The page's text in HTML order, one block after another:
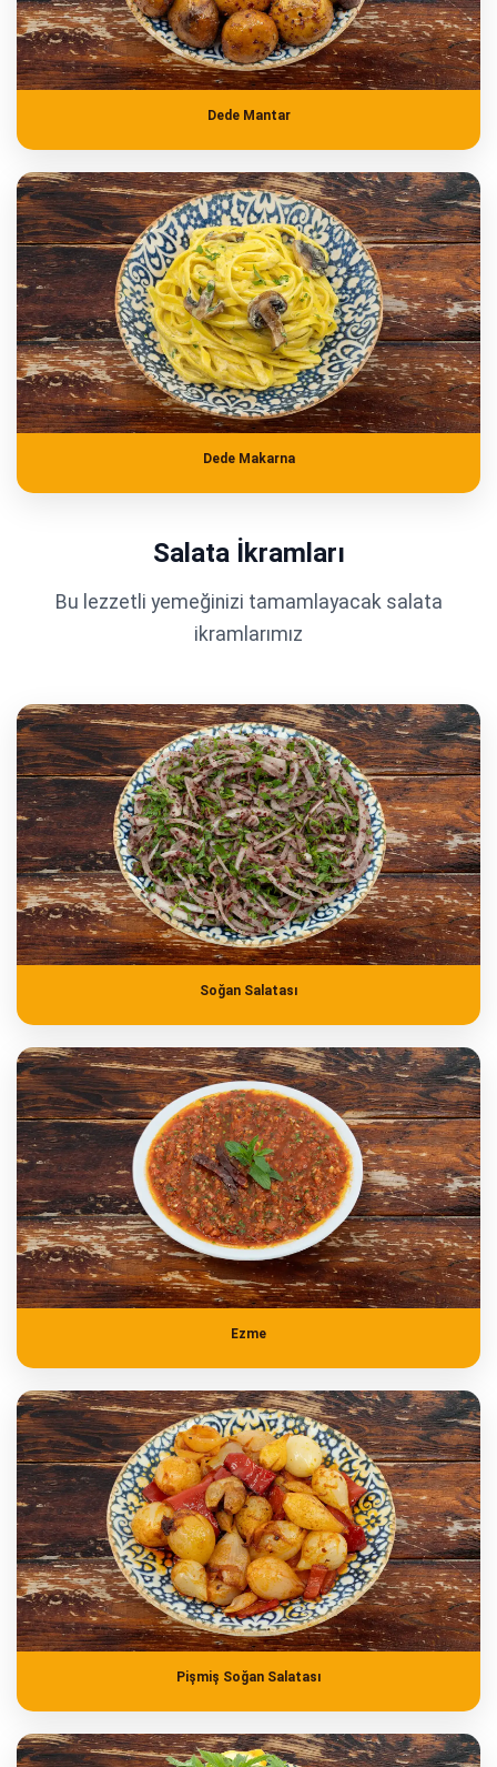
Dede Mantar
Dede Makarna
Salata İkramları
Bu lezzetli yemeğinizi tamamlayacak salata
ikramlarımız
Soğan Salatası
Ezme
Pişmiş Soğan Salatası